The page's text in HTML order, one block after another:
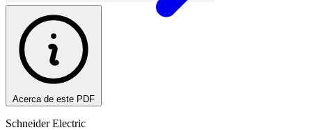
Acerca de este PDF
Schneider Electric